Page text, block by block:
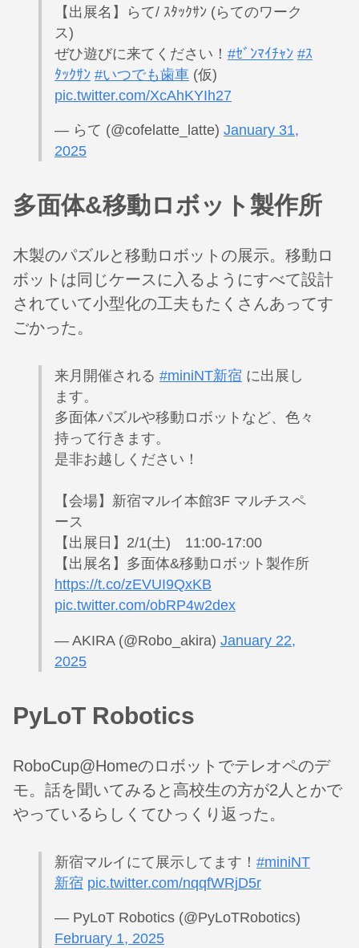
【出展名】らて/ ｽﾀｯｸｻﾝ (らてのワーク
ス)
ぜひ遊びに来てください！ #ｾﾞﾝﾏｲﾁｬﾝ #ｽ
ﾀｯｸｻﾝ #いつでも歯車 (仮)
pic.twitter.com/XcAhKYIh27
— らて (@cofelatte_latte) January 31,
2025
多面体&移動ロボット製作所
木製のパズルと移動ロボットの展示。移動ロ
ボットは同じケースに入るようにすべて設計
されていて小型化の工夫もたくさんあってす
ごかった。
来月開催される #miniNT新宿 に出展し
ます。
多面体パズルや移動ロボットなど、色々
持って行きます。
是非お越しください！
【会場】新宿マルイ本館3F マルチスペ
ース
【出展日】2/1(土) 11:00-17:00
【出展名】多面体&移動ロボット製作所
https://t.co/zEVUI9QxKB
pic.twitter.com/obRP4w2dex
— AKIRA (@Robo_akira) January 22,
2025
PyLoT Robotics
RoboCup@Homeのロボットでテレオペのデ
モ。話を聞いてみると高校生の方が2人とかで
やっているらしくてひっくり返った。
新宿マルイにて展示してます！ #miniNT
新宿 pic.twitter.com/nqqfWRjD5r
— PyLoT Robotics (@PyLoTRobotics)
February 1, 2025